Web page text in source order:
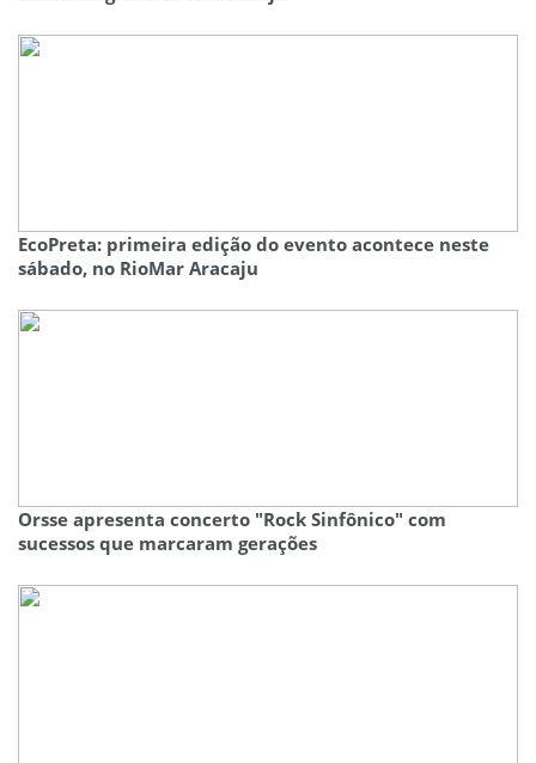
EcoPreta: primeira edição do evento acontece neste
sábado, no RioMar Aracaju
Orsse apresenta concerto "Rock Sinfônico" com
sucessos que marcaram gerações